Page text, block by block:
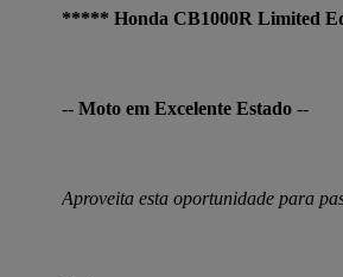
***** Honda CB1000R Limited
-- Moto em Excelente Estado --
Aproveita esta oportunidade para